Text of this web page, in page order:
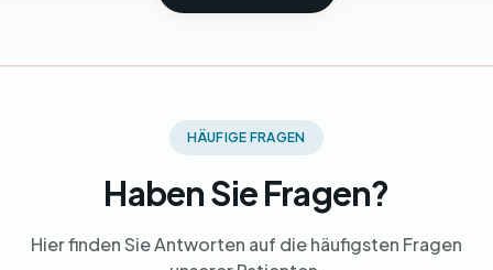
HÄUFIGE FRAGEN
Haben Sie Fragen?
Hier finden Sie Antworten auf die häufigsten Fragen